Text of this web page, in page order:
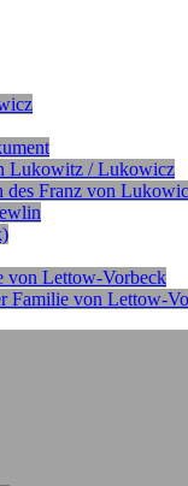
Lukowitz / Lukowicz
des Franz von
von Lettow-Vorbeck
Familie von Lettow-